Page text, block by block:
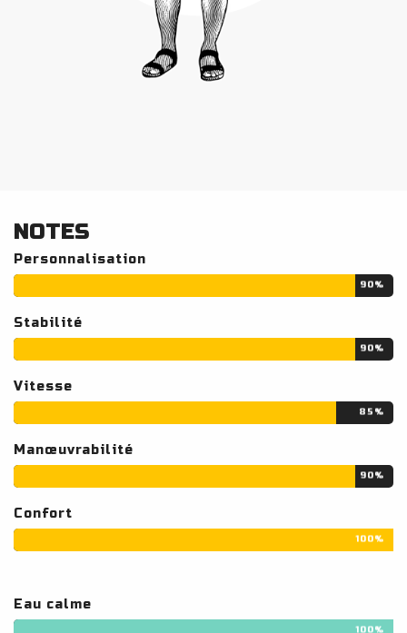
NOTES
Personnalisation
90%
Stabilité
90%
Vitesse
85%
Manœuvrabilité
90%
Confort
100%
Eau calme
100%